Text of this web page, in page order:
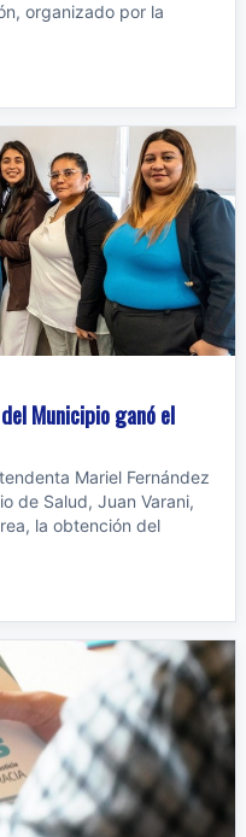
organizado por la
Municipio ganó el
Mariel Fernández
de Salud, Juan Varani,
la obtención del